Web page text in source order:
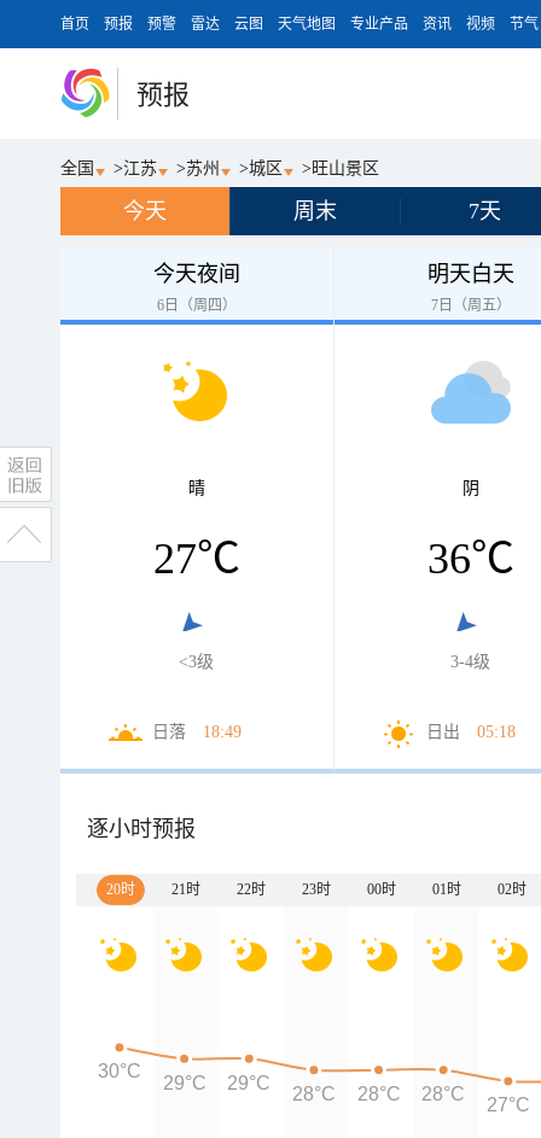
首页 预报 预警 雷达 云图 天气地图 专业产品 资讯 视频 节气
预报
全国 >江苏 >苏州 >城区 > 旺山景区
今天 周末 7天
今天夜间
6日（周四）
晴
27℃
<3级
日落 18:49
明天白天
7日（周五）
阴
36℃
3-4级
日出 05:18
逐小时预报
20时 21时 22时 23时 00时 01时 02时
30°C
29°C 29°C
28°C 28°C 28°C
27°C